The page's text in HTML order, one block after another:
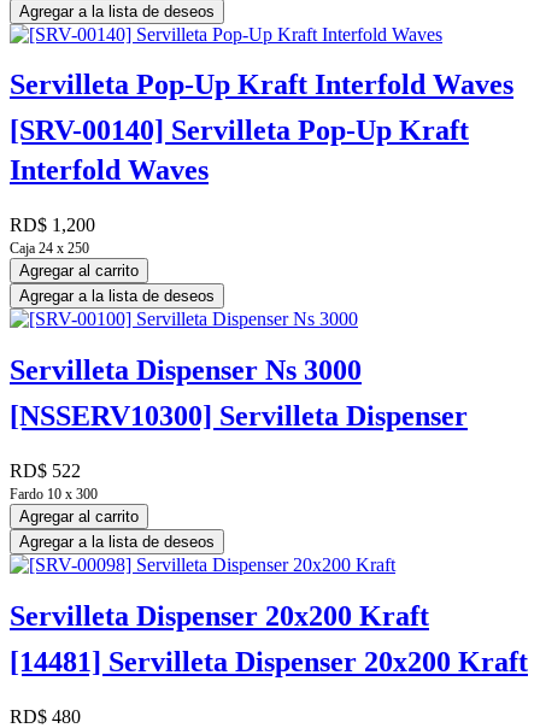
Agregar a la lista de deseos
Servilleta Pop-Up Kraft Interfold Waves
[SRV-00140] Servilleta Pop-Up Kraft
Interfold Waves
RD$ 1,200
Caja 24 x 250
Agregar al carrito
Agregar a la lista de deseos
Servilleta Dispenser Ns 3000
[NSSERV10300] Servilleta Dispenser
RD$ 522
Fardo 10 x 300
Agregar al carrito
Agregar a la lista de deseos
Servilleta Dispenser 20x200 Kraft
[14481] Servilleta Dispenser 20x200 Kraft
RD$ 480